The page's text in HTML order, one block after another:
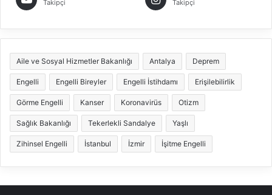
Takipçi Takipçi
Aile ve Sosyal Hizmetler Bakanlığı Antalya Deprem
Engelli Engelli Bireyler Engelli İstihdamı Erişilebilirlik
Görme Engelli Kanser Koronavirüs Otizm
Sağlık Bakanlığı Tekerlekli Sandalye Yaşlı
Zihinsel Engelli İstanbul İzmir İşitme Engelli